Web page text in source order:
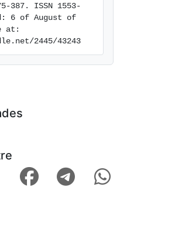
387. ISSN 1553-
6 of August of
at:
2445/43243